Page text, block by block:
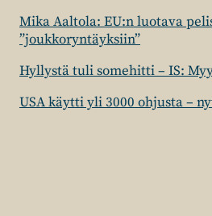
Mika Aaltola: EU:n luotava
”joukkoryntäyksiin”
Hyllystä tuli somehitti – IS:
USA käytti yli 3000 ohjusta –